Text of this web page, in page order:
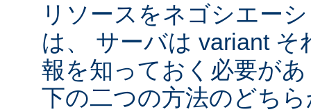
リソースをネゴシエー
は、 サーバは variant
報を知っておく必要が
下の二つの方法のどち